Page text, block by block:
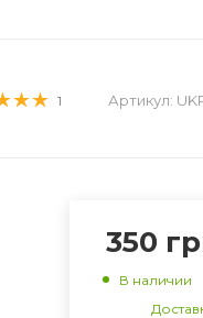
1 Артикул:
350
В наличии